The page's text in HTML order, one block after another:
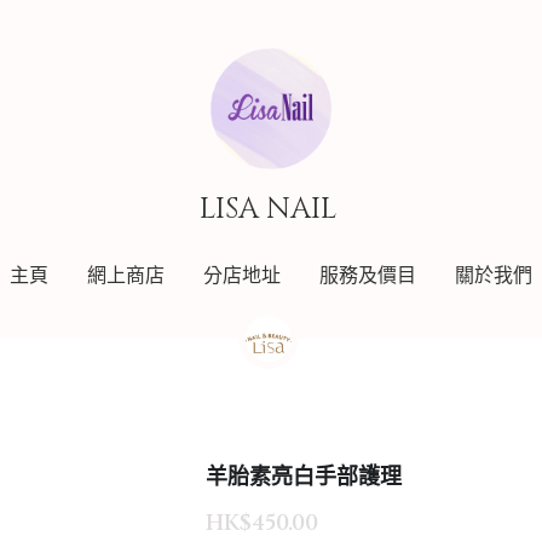
LISA NAIL
主頁 網上商店 分店地址 服務及價目 關於我們
LISA NAIL
主頁 網上商店 分店地址 服務及價目 關於我們
羊胎素亮白手部護理
HK$450.00